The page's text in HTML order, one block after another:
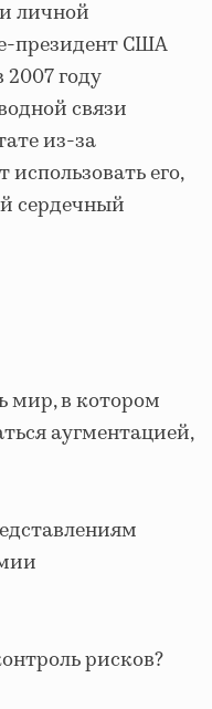
личной
президент США
году
связи
из-за
его,
сердечный
мир, в котором
аугментацией,
рисков?